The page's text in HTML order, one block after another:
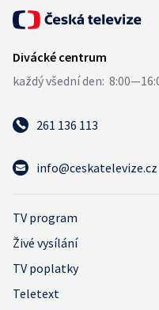
261 136 113
info@ceskatelevize.cz
TV program
Živé vysílání
TV poplatky
Teletext